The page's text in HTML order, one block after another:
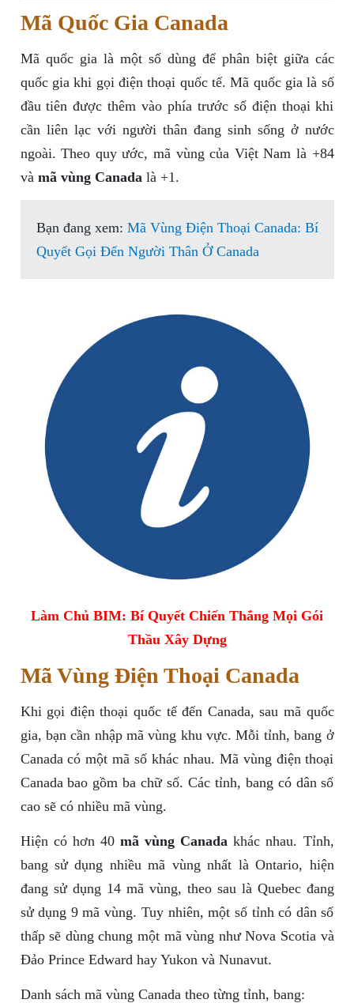
Mã Quốc Gia Canada
Mã quốc gia là một số dùng để phân biệt giữa các
quốc gia khi gọi điện thoại quốc tế. Mã quốc gia là số
đầu tiên được thêm vào phía trước số điện thoại khi
cần liên lạc với người thân đang sinh sống ở nước
ngoài. Theo quy ước, mã vùng của Việt Nam là +84
và mã vùng Canadalà +1.
Bạn đang xem: Mã Vùng Điện Thoại Canada: Bí
Quyết Gọi Đến Người Thân Ở Canada
Làm Chủ BIM: Bí Quyết Chiến Thắng Mọi Gói
Thầu Xây Dựng
Mã Vùng Điện Thoại Canada
Khi gọi điện thoại quốc tế đến Canada, sau mã quốc
gia, bạn cần nhập mã vùng khu vực. Mỗi tỉnh, bang ở
Canada có một mã số khác nhau. Mã vùng điện thoại
Canada bao gồm ba chữ số. Các tỉnh, bang có dân số
cao sẽ có nhiều mã vùng.
Hiện có hơn 40 mã vùng Canada khác nhau. Tỉnh,
bang sử dụng nhiều mã vùng nhất là Ontario, hiện
đang sử dụng 14 mã vùng, theo sau là Quebec đang
sử dụng 9 mã vùng. Tuy nhiên, một số tỉnh có dân số
thấp sẽ dùng chung một mã vùng như Nova Scotia và
Đảo Prince Edward hay Yukon và Nunavut.
Danh sách mã vùng Canada theo từng tỉnh, bang: